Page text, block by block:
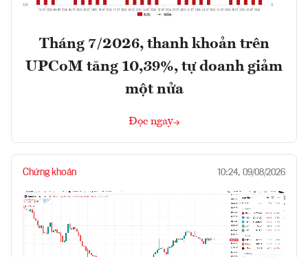
Tháng 7/2026, thanh khoản trên
UPCoM tăng 10,39%, tự doanh giảm
một nửa
Đọc ngay
Chứng khoán 10:24, 09/08/2026